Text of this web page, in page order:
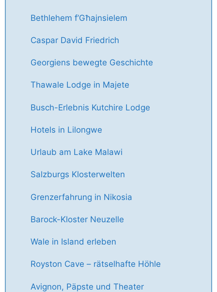
Bethlehem f’Għajnsielem
Caspar David Friedrich
Georgiens bewegte Geschichte
Thawale Lodge in Majete
Busch-Erlebnis Kutchire Lodge
Hotels in Lilongwe
Urlaub am Lake Malawi
Salzburgs Klosterwelten
Grenzerfahrung in Nikosia
Barock-Kloster Neuzelle
Wale in Island erleben
Royston Cave – rätselhafte Höhle
Avignon, Päpste und Theater